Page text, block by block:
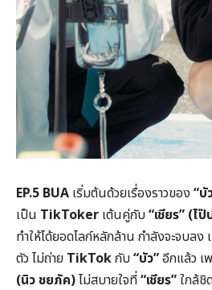
EP.5 BUA เริ่มต้นด้วยเรื่องราวของ “บั
เป็น TikToker เต้นคู่กับ“เชียร” (ไ
ทำให้ได้ยอดไลก์หลักล้าน กำลังจะจบลง
ตัว ไม่ถ่าย TikTokกับ“บัว”อีกแล้ว เ
(นิว ชยภัค)ไม่สบายใจที่“เชียร”ใกล้ชิ